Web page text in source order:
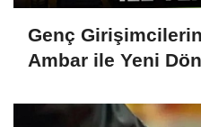
Genç
Ambar ile Yeni